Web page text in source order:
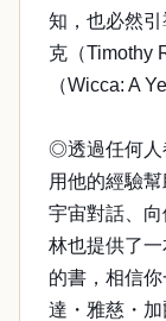
知，也必然
克（Timothy
（Wicca: A
◎透過任何人
用他的經驗
宇宙對話、
林也提供了
的書，相信
達・雅慈・加